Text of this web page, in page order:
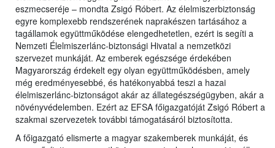
eszmecseréje – mondta Zsigó Róbert. Az élelmiszerbiztonság
egyre komplexebb rendszerének naprakészen tartásához a
tagállamok együttműködése elengedhetetlen, ezért is segíti a
Nemzeti Élelmiszerlánc-biztonsági Hivatal a nemzetközi
szervezet munkáját. Az emberek egészsége érdekében
Magyarország érdekelt egy olyan együttműködésben, amely
még eredményesebbé, és hatékonyabbá teszi a hazai
élelmiszerlánc-biztonságot akár az állategészségügyben, akár a
növényvédelemben. Ezért az EFSA főigazgatóját Zsigó Róbert a
szakmai szervezetek további támogatásáról biztosította.
A főigazgató elismerte a magyar szakemberek munkáját, és